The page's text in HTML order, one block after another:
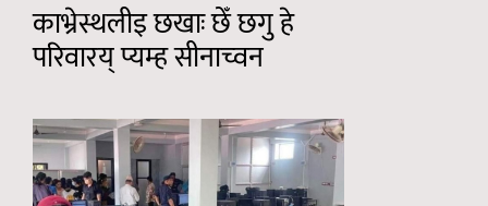
काभ्रेस्थलीइ छखाः छेँ छगु हे
परिवारय् प्यम्ह सीनाच्वन